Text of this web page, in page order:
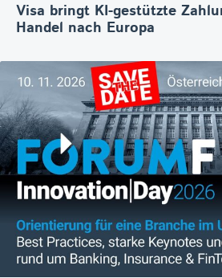
Visa bringt KI-gestützte
Handel nach Europa